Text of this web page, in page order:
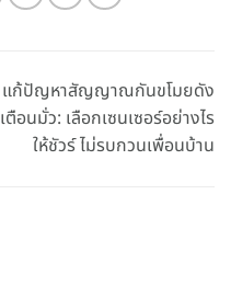
แก้ปัญหาสัญญาณกันขโมยดัง
เตือนมั่ว: เลือกเซนเซอร์อย่างไร
ให้ชัวร์ ไม่รบกวนเพื่อนบ้าน